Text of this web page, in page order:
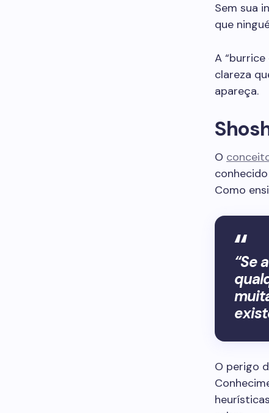
Sem sua
que
A
clareza
apareça.
O
Como
“Se
O perigo